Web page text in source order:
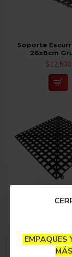
Soporte
26x8cm
$12,500
Soporte